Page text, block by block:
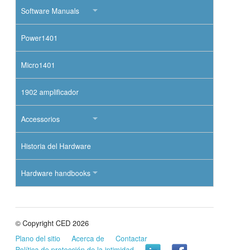
Software Manuals
Power1401
Micro1401
1902 amplificador
Accessorios
Historia del Hardware
Hardware handbooks
© Copyright CED 2026
Plano del sitio
Acerca de
Contactar